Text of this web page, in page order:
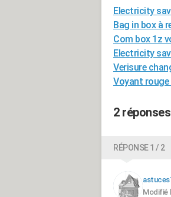
Electricity
Bag in box à
Com box 1z
Electricity
Verisure
Voyant
2 réponses
RÉPONSE 1 / 2
Modifié